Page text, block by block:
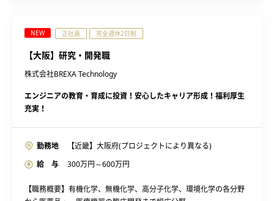
NEW 正社員 完全週休2日制
【大阪】研究・開発職
株式会社BREXA Technology
エンジニアの教育・育成に投資！安心したキャリア形成！福利厚生
充実！
勤務地
【近畿】大阪府(プロジェクトにより異なる)
給 与
300万円～600万円
【職務概要】有機化学、無機化学、高分子化学、環境化学の各分野